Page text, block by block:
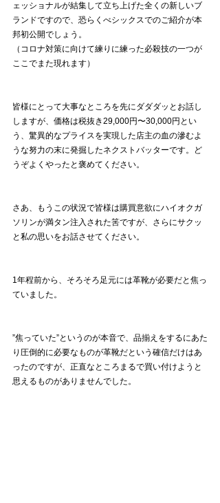
ェッショナルが結集して立ち上げた全くの新しいブ
ランドですので、恐らくべシックスでのご紹介が本
邦初公開でしょう。
（コロナ対策に向けて練りに練った必殺技の一つが
ここでまた現れます）
皆様にとって大事なところを先にダダダッとお話し
しますが、価格は税抜き29,000円〜30,000円とい
う、驚異的なプライスを実現した店主の血の滲むよ
うな努力の末に発掘したネクストバッターです。ど
うぞよくやったと褒めてください。
さあ、もうこの状況で皆様は購買意欲にハイオクガ
ソリンが満タン注入された筈ですが、さらにサクッ
と私の思いをお話させてください。
1年程前から、そろそろ足元には革靴が必要だと焦っ
ていました。
”焦っていた”というのが本音で、品揃えをするにあた
り圧倒的に必要なものが革靴だという確信だけはあ
ったのですが、正直なところまるで買い付けようと
思えるものがありませんでした。